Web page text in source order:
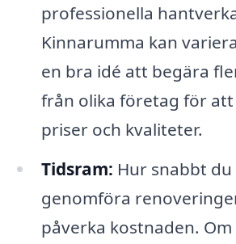
professionella
Kinnarumma kan
en bra idé att begära
från olika företag för
priser och kvaliteter.
Tidsram: Hur snabbt du
genomföra
påverka kostnaden.